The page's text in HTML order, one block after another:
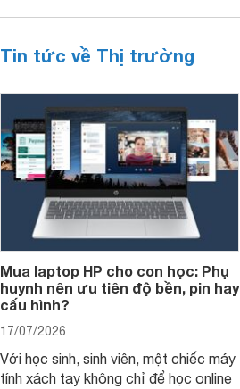
Tin tức về Thị trường
Mua laptop HP cho con học: Phụ
huynh nên ưu tiên độ bền, pin hay
cấu hình?
17/07/2026
Với học sinh, sinh viên, một chiếc máy
tính xách tay không chỉ để học online